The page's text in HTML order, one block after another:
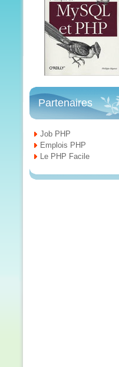
Partenaires
Job PHP
Emplois PHP
Le PHP Facile